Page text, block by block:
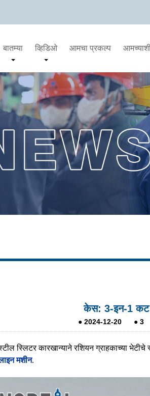
बातम्या व्हिडिओ आमचा प्रकल्प
केस: 3-इन-1 कट
●2024-12-20 ●3
स्लिटर कारखान्याने रशियन ग्राहकाच्या भेटीचे
मशीन.